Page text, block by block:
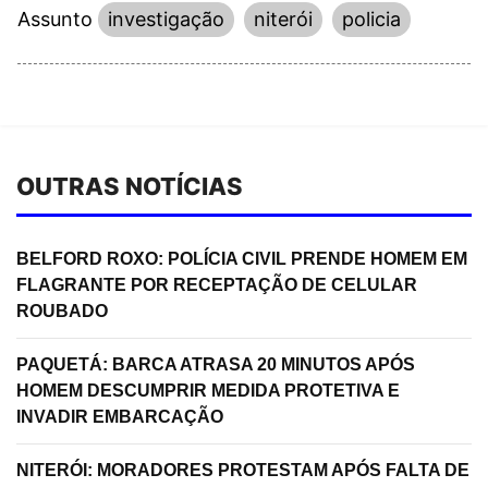
Assunto investigação niterói policia
OUTRAS NOTÍCIAS
BELFORD ROXO: POLÍCIA CIVIL PRENDE HOMEM EM
FLAGRANTE POR RECEPTAÇÃO DE CELULAR
ROUBADO
PAQUETÁ: BARCA ATRASA 20 MINUTOS APÓS
HOMEM DESCUMPRIR MEDIDA PROTETIVA E
INVADIR EMBARCAÇÃO
NITERÓI: MORADORES PROTESTAM APÓS FALTA DE